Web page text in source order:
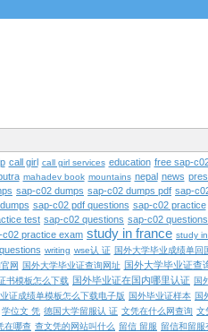
call girl call girl services education free sap-
mahadev book mountains nepal news
sap-c02 dumps sap-c02 dumps pdf sap-
sap-c02 pdf questions sap-c02 practice
test sap-c02 questions sap-c02 questions
c02 practice exam study in france study in
writing wse认 证 国外大学毕业成绩单回
网 国外大学毕业证查询网址 国外大学毕业证查
书模板怎么下载 国外毕业证在国内哪里认证 国
证成绩单模板怎么下载电子版 国外毕业证样本 国
学位文 凭 德国大学留服认 证 文凭在什么网查询 文
在哪查 查文凭的网站叫什么 留信 留服 留信和留服